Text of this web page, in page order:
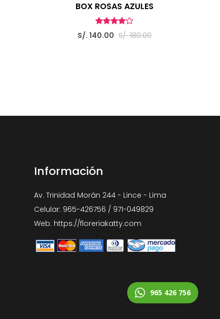
BOX ROSAS AZULES
S/. 140.00 S/. 180.00
Información
Av. Trinidad Morán 244 - Lince - Lima
Celular: 965-426756 / 971-049829
Web: https://floreriakatty.com
965 426 756